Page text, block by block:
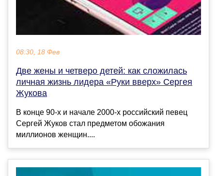
08:30, 18 Фев
Две жены и четверо детей: как сложилась
личная жизнь лидера «Руки вверх» Сергея
Жукова
В конце 90-х и начале 2000-х российский певец
Сергей Жуков стал предметом обожания
миллионов женщин....